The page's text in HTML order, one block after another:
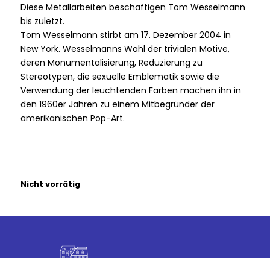
Diese Metallarbeiten beschäftigen Tom Wesselmann
bis zuletzt.
Tom Wesselmann stirbt am 17. Dezember 2004 in
New York. Wesselmanns Wahl der trivialen Motive,
deren Monumentalisierung, Reduzierung zu
Stereotypen, die sexuelle Emblematik sowie die
Verwendung der leuchtenden Farben machen ihn in
den 1960er Jahren zu einem Mitbegründer der
amerikanischen Pop-Art.
Nicht vorrätig